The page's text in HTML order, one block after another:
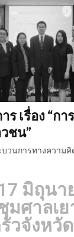
เรื่อง “กา
ชน”
บวนการทางความคิ
มิถุนา
มศาลเ
วจังหวั